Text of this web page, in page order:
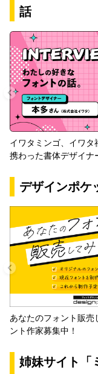
話
イワタミンゴ、イワタ
携わった書体デザイナ
デザインポケ
あなたのフォント販売
ント作家募集中！
姉妹サイト「